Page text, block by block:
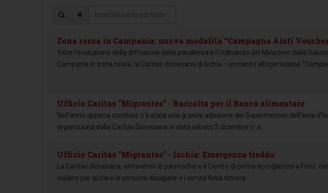
titolo
Zona rossa in Campania: nuova modalità “Campagna Aiuti Voucher
Viste l'evoluzione della diffusione della pandemia e l'ordinanza del Ministero della
Campania in zona rossa, la Caritas diocesana di Ischia – in merito all’operazione
Ufficio Caritas "Migrantes" - Raccolta per il Banco alimentare
Nell’anno appena concluso c’è stata una grande adesione dei Supermercati dell’isola
organizzata dalla Caritas Diocesana in data sabato 3 dicembre c. a..
Ufficio Caritas "Migrantes" - Ischia: Emergenza freddo
La Caritas diocesana, attraverso le parrocchie e il Centro di prima accoglienza a Forio,
isolano per aiutare le persone disagiate e i senza fissa dimora.